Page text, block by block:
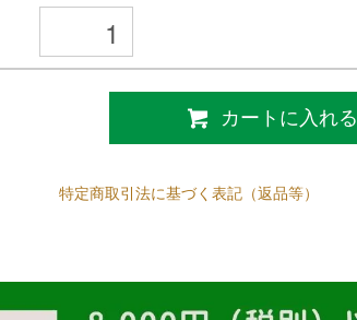
カートに入れる
特定商取引法に基づく表記（返品等）